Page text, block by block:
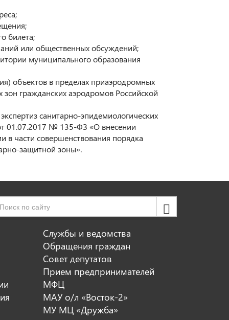
билета;
или общественных обсуждений;
муниципального образования
объектов в пределах приаэродромных
гражданских аэродромов Российской
санитарно-эпидемиологических
01.07.2017 № 135-ФЗ «О внесении
в части совершенствования порядка
защитной зоны».
Службы и ведомства
Обращения граждан
Совет депутатов
Прием предпринимателей
МФЦ
МАУ о/л «Восток-2»
МУ МЦ «Дружба»